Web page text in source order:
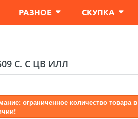
РАЗНОЕ CКУПКА
С. С ЦВ ИЛЛ
ограниченное количество товара в